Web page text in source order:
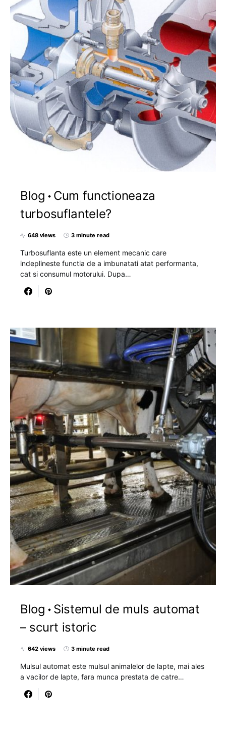
Blog
Cum functioneaza
turbosuflantele?
648 views 3 minute read
Turbosuflanta este un element mecanic care
indeplineste functia de a imbunatati atat performanta,
cat si consumul motorului. Dupa…
Blog
Sistemul de muls automat
– scurt istoric
642 views 3 minute read
Mulsul automat este mulsul animalelor de lapte, mai ales
a vacilor de lapte, fara munca prestata de catre…